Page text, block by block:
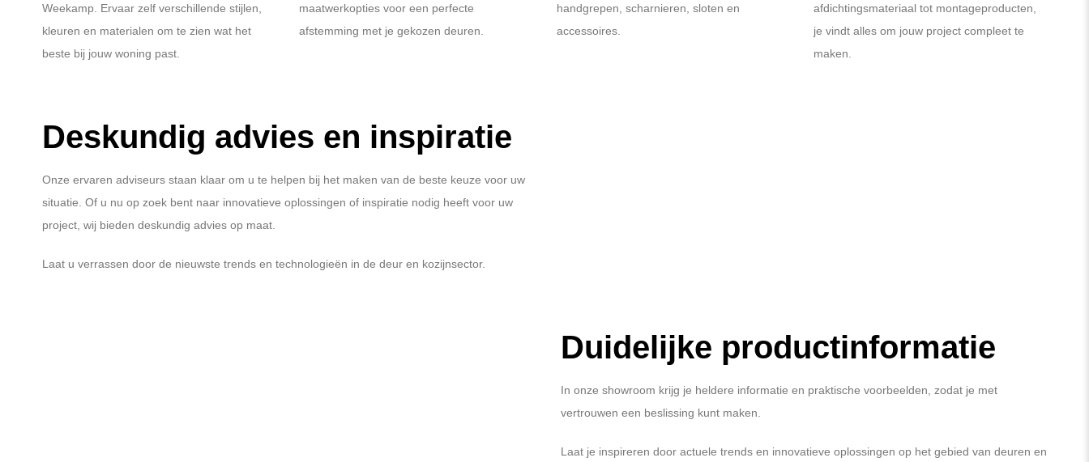
Weekamp. Ervaar zelf verschillende stijlen,
kleuren en materialen om te zien wat het
beste bij jouw woning past.
maatwerkopties voor een perfecte
afstemming met je gekozen deuren.
handgrepen, scharnieren, sloten en
accessoires.
afdichtingsmateriaal tot montageproducten,
je vindt alles om jouw project compleet te
maken.
Deskundig advies en inspiratie
Onze ervaren adviseurs staan klaar om u te helpen bij het maken van de beste keuze voor uw
situatie. Of u nu op zoek bent naar innovatieve oplossingen of inspiratie nodig heeft voor uw
project, wij bieden deskundig advies op maat.
Laat u verrassen door de nieuwste trends en technologieën in de deur en kozijnsector.
Duidelijke productinformatie
In onze showroom krijg je heldere informatie en praktische voorbeelden, zodat je met
vertrouwen een beslissing kunt maken.
Laat je inspireren door actuele trends en innovatieve oplossingen op het gebied van deuren en